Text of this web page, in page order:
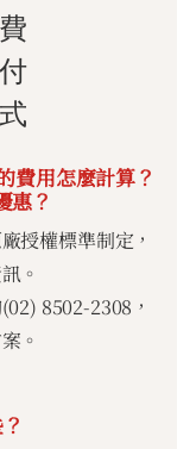
費用怎麼計算？
惠？
授權標準制定，
。
8502-2308 ，
。